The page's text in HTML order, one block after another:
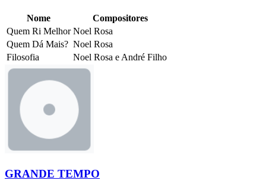
Nome
Compositores
Quem Ri Melhor Noel Rosa
Quem Dá Mais? Noel Rosa
Filosofia
Noel Rosa e André Filho
GRANDE TEMPO